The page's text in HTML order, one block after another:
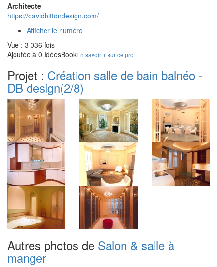
Architecte
https://davidbittondesign.com/
Afficher le numéro
Vue : 3 036 fois
Ajoutée à 0 IdéesBookEn savoir + sur ce pro
Projet : Création salle de bain balnéo -
DB design(2/8)
Autres photos de Salon & salle à
manger